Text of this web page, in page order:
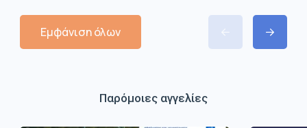
Εμφάνιση όλων
Παρόμοιες αγγελίες